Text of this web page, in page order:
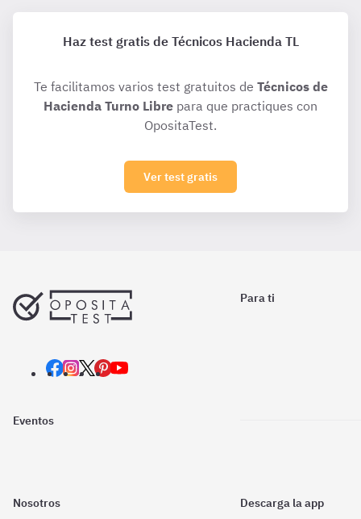
Haz test gratis de Técnicos Hacienda TL
Te facilitamos varios test gratuitos de Técnicos de
Hacienda Turno Libre para que practiques con
OpositaTest.
Ver test gratis
Para ti
Eventos
Nosotros Descarga la app